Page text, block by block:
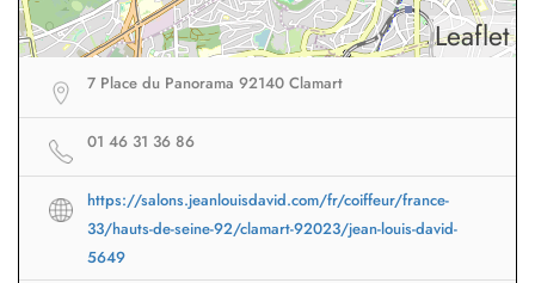
Leaflet
7 Place du Panorama 92140 Clamart
01 46 31 36 86
https://salons.jeanlouisdavid.com/fr/coiffeur/france-
33/hauts-de-seine-92/clamart-92023/jean-louis-david-
5649